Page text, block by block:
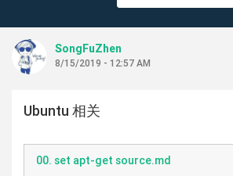
SongFuZhen
8/15/2019 - 12:57 AM
Ubuntu 相关
00. set apt-get source.md